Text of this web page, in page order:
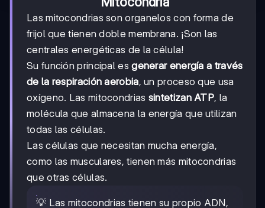
Las mitocondrias son organelos con forma de
frijol que tienen doble membrana. ¡Son las
centrales energéticas de la célula!
Su función principal esgenerar energía a través
de la respiración aerobia, un proceso que usa
oxígeno. Las mitocondrias sintetizan ATP, la
molécula que almacena la energía que utilizan
todas las células.
Las células que necesitan mucha energía,
como las musculares, tienen más mitocondrias
que otras células.
💡 Las mitocondrias tienen su propio ADN,